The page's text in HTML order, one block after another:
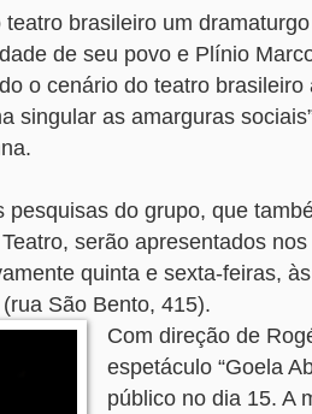
teatro brasileiro um
de seu povo e Plínio
o cenário do teatro brasileiro
singular as amarguras
pesquisas do grupo, que
serão apresentados
quinta e sexta-feiras,
São Bento, 415).
Com direção de
espetáculo “Goela
público no dia 15. A